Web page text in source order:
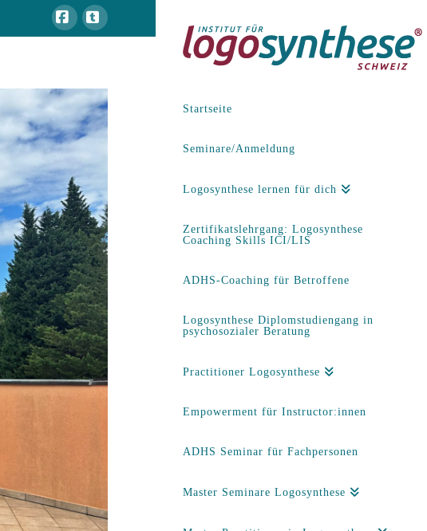
Startseite
Seminare/Anmeldung
Logosynthese lernen für dich
Zertifikatslehrgang: Logosynthese
Coaching Skills ICI/LIS
ADHS-Coaching für Betroffene
Logosynthese Diplomstudiengang in
psychosozialer Beratung
Practitioner Logosynthese
Empowerment für Instructor:innen
ADHS Seminar für Fachpersonen
Master Seminare Logosynthese